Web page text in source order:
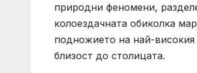
природни феномени,
колоездачната обиколка
подножието на най-
близост до столицата.